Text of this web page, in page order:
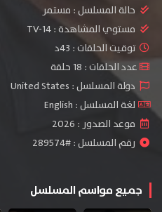
حالة المسلسل : مستمر
مستوي المشاهدة :TV-14
توقيت الحلقات : 43د
عدد الحلقات : 18 حلقة
دولة المسلسل : United States
لغة المسلسل : English
موعد الصدور : 2026
رقم المسلسل : #289574
جميع مواسم المسلسل